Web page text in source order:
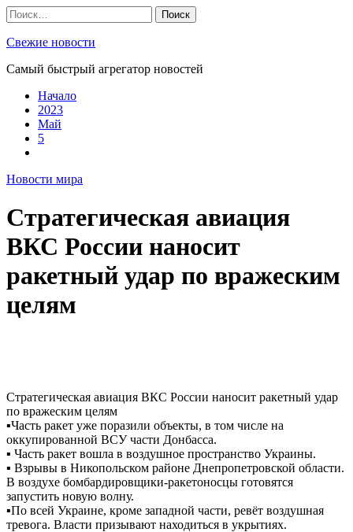
Skip
to
content
Найти:
Свежие новости
Самый быстрый агрегатор новостей
Начало
2023
Май
5
Новости мира
Стратегическая авиация
ВКС России наносит
ракетный удар по вражеским
целям
Стратегическая авиация ВКС России наносит ракетный удар
по вражеским целям
▪️Часть ракет уже поразили объекты, в том числе на
оккупированной ВСУ части Донбасса.
▪️ Часть ракет вошла в воздушное пространство Украины.
▪️ Взрывы в Никопольском районе Днепропетровской области.
В воздухе бомбардировщики-ракетоносцы готовятся
запустить новую волну.
▪️По всей Украине, кроме западной части, ревёт воздушная
тревога. Власти призывают находиться в укрытиях.